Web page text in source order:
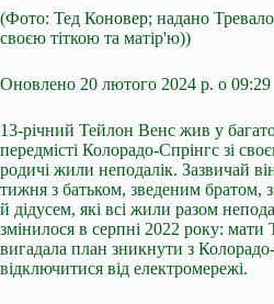
(Фото: Тед Коновер; надано
своєю тіткою та матір'ю))
Оновлено 20 лютого 2024 р. о 09:29
13-річний Тейлон Венс жив у
передмісті Колорадо-Спрінгс зі
родичі жили неподалік. Зазвичай
тижня з батьком, зведеним братом,
й дідусем, які всі жили разом
змінилося в серпні 2022 року:
вигадала план зникнути з
відключитися від електромережі.